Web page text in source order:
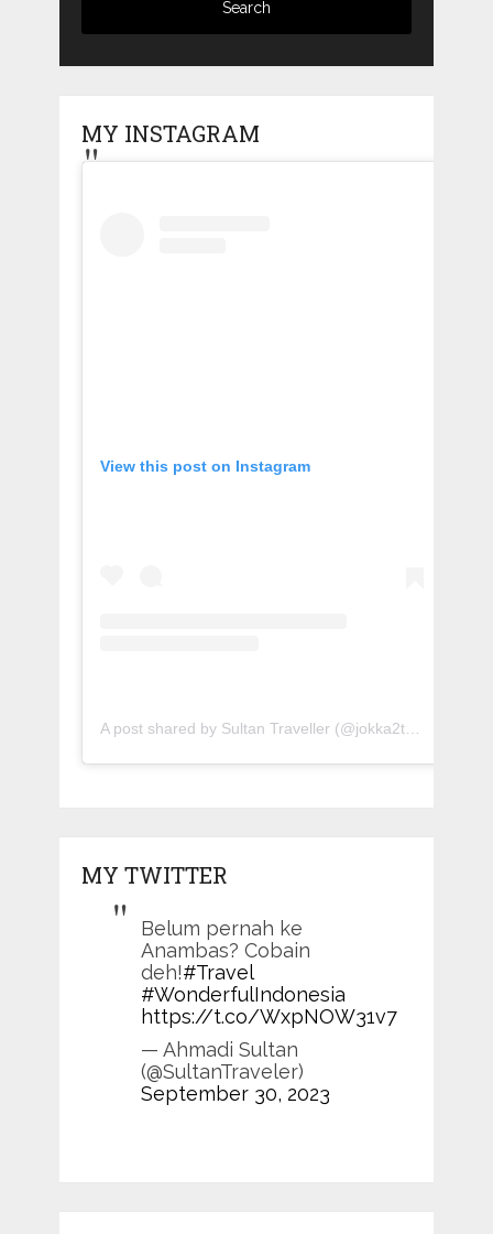
MY INSTAGRAM
View this post on Instagram
A post shared by Sultan Traveller (@jokka2traveller)
MY TWITTER
Belum pernah ke
Anambas? Cobain
deh!#Travel
#WonderfulIndonesia
https://t.co/WxpNOW31v7
— Ahmadi Sultan
(@SultanTraveler)
September 30, 2023